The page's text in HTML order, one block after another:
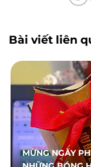
Bài viết liên
MỪNG NGÀY